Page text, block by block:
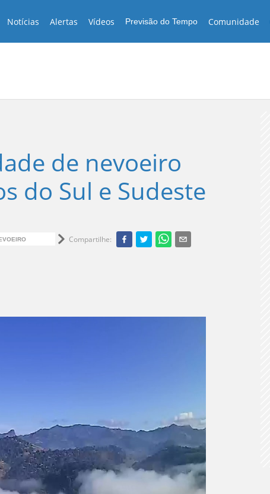
Notícias Alertas Vídeos Previsão do Tempo Comunidade
de nevoeiro
do Sul e Sudeste
FRIO
Compartilhe: